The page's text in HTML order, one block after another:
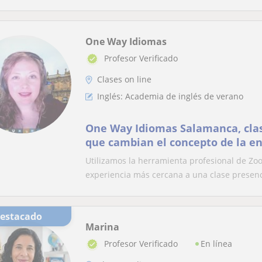
One Way Idiomas
Profesor Verificado
Clases on line
Inglés: Academia de inglés de verano
One Way Idiomas Salamanca,
que cambian el concepto de la
Utilizamos la herramienta profesional de
experiencia más cercana a una clase
Destacado
Marina
Profesor Verificado
En línea